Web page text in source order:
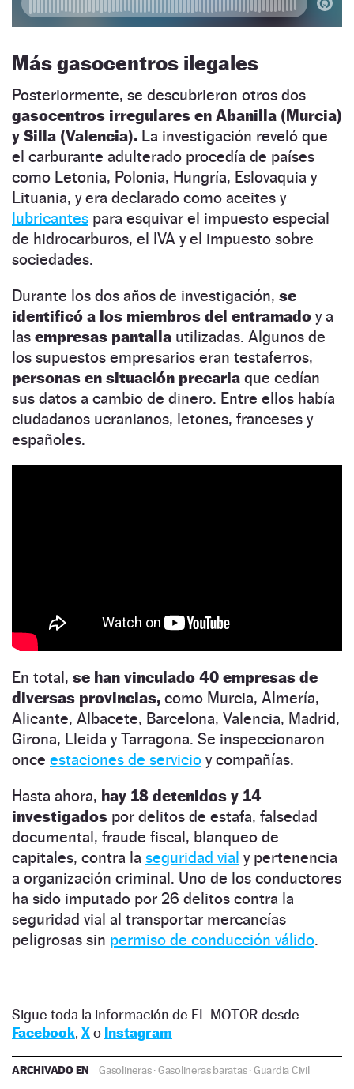
Más gasocentros ilegales
Posteriormente, se descubrieron otros dos
gasocentros irregulares en Abanilla (Murcia)
y Silla (Valencia). La investigación reveló que
el carburante adulterado procedía de países
como Letonia, Polonia, Hungría, Eslovaquia y
Lituania, y era declarado como aceites y
lubricantes para esquivar el impuesto especial
de hidrocarburos, el IVA y el impuesto sobre
sociedades.
Durante los dos años de investigación, se
identificó a los miembros del entramado y a
las empresas pantalla utilizadas. Algunos de
los supuestos empresarios eran testaferros,
personas en situación precaria que cedían
sus datos a cambio de dinero. Entre ellos había
ciudadanos ucranianos, letones, franceses y
españoles.
En total, se han vinculado 40 empresas de
diversas provincias, como Murcia, Almería,
Alicante, Albacete, Barcelona, Valencia, Madrid,
Girona, Lleida y Tarragona. Se inspeccionaron
once estaciones de servicio y compañías.
Hasta ahora, hay 18 detenidos y 14
investigados por delitos de estafa, falsedad
documental, fraude fiscal, blanqueo de
capitales, contra la seguridad vial y pertenencia
a organización criminal. Uno de los conductores
ha sido imputado por 26 delitos contra la
seguridad vial al transportar mercancías
peligrosas sin permiso de conducción válido.
Sigue toda la información de EL MOTOR desde
Facebook, Xo Instagram
ARCHIVADO EN Gasolineras·Gasolineras baratas·Guardia Civil